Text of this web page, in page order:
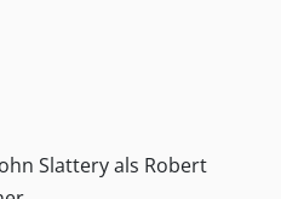
Slattery als Robert